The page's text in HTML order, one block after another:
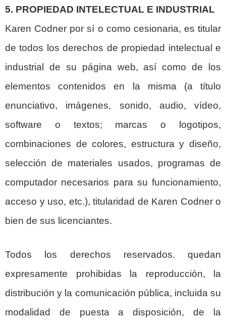
5. PROPIEDAD INTELECTUAL E INDUSTRIAL
Karen Codner por sí o como cesionaria, es titular
de todos los derechos de propiedad intelectual e
industrial de su página web, así como de los
elementos contenidos en la misma (a título
enunciativo, imágenes, sonido, audio, vídeo,
software o textos; marcas o logotipos,
combinaciones de colores, estructura y diseño,
selección de materiales usados, programas de
computador necesarios para su funcionamiento,
acceso y uso, etc.), titularidad de Karen Codner o
bien de sus licenciantes.
Todos los derechos reservados. quedan
expresamente prohibidas la reproducción, la
distribución y la comunicación pública, incluida su
modalidad de puesta a disposición, de la